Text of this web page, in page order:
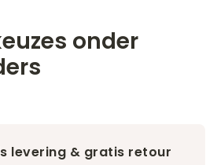
onder
levering & gratis retour